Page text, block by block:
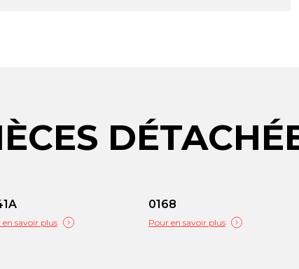
en savoir plus
0168
Pour en savoir plus